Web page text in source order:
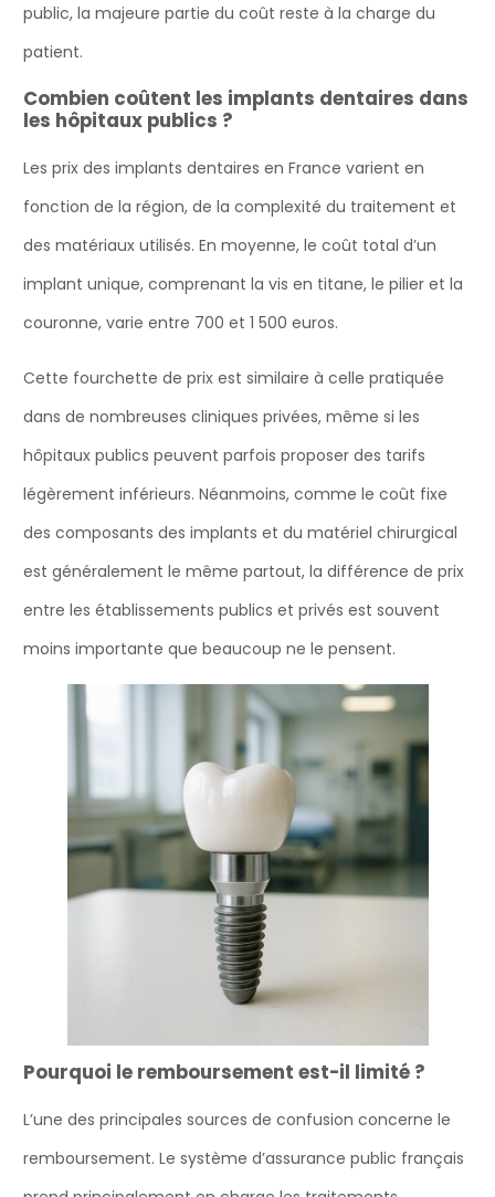
public, la majeure partie du coût reste à la charge du
patient.
Combien coûtent les implants dentaires dans
les hôpitaux publics ?
Les prix des implants dentaires en France varient en
fonction de la région, de la complexité du traitement et
des matériaux utilisés. En moyenne, le coût total d’un
implant unique, comprenant la vis en titane, le pilier et la
couronne, varie entre 700 et 1 500 euros.
Cette fourchette de prix est similaire à celle pratiquée
dans de nombreuses cliniques privées, même si les
hôpitaux publics peuvent parfois proposer des tarifs
légèrement inférieurs. Néanmoins, comme le coût fixe
des composants des implants et du matériel chirurgical
est généralement le même partout, la différence de prix
entre les établissements publics et privés est souvent
moins importante que beaucoup ne le pensent.
Pourquoi le remboursement est-il limité ?
L’une des principales sources de confusion concerne le
remboursement. Le système d’assurance public français